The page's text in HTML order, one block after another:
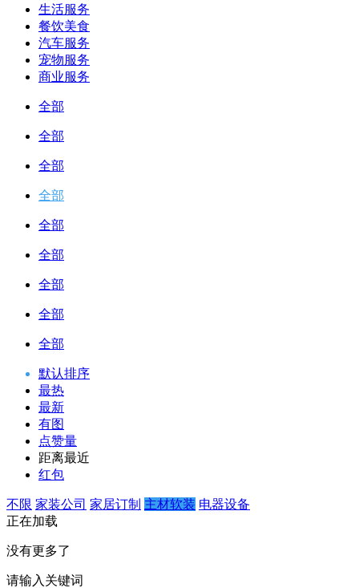
生活服务
餐饮美食
汽车服务
宠物服务
商业服务
全部
全部
全部
全部
全部
全部
全部
全部
全部
默认排序
最热
最新
有图
点赞量
距离最近
红包
不限 家装公司 家居订制 主材软装 电器设备
正在加载
没有更多了
请输入关键词